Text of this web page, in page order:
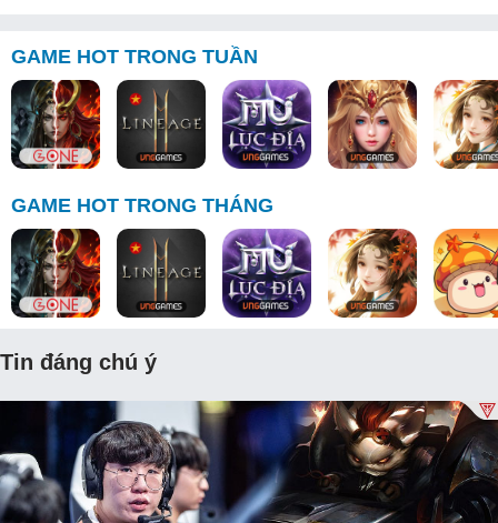
GAME HOT TRONG TUẦN
GAME HOT TRONG THÁNG
Tin đáng chú ý